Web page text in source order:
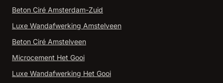
Beton Ciré Amsterdam-Zuid
Luxe Wandafwerking Amstelveen
Beton Ciré Amstelveen
Microcement Het Gooi
Luxe Wandafwerking Het Gooi